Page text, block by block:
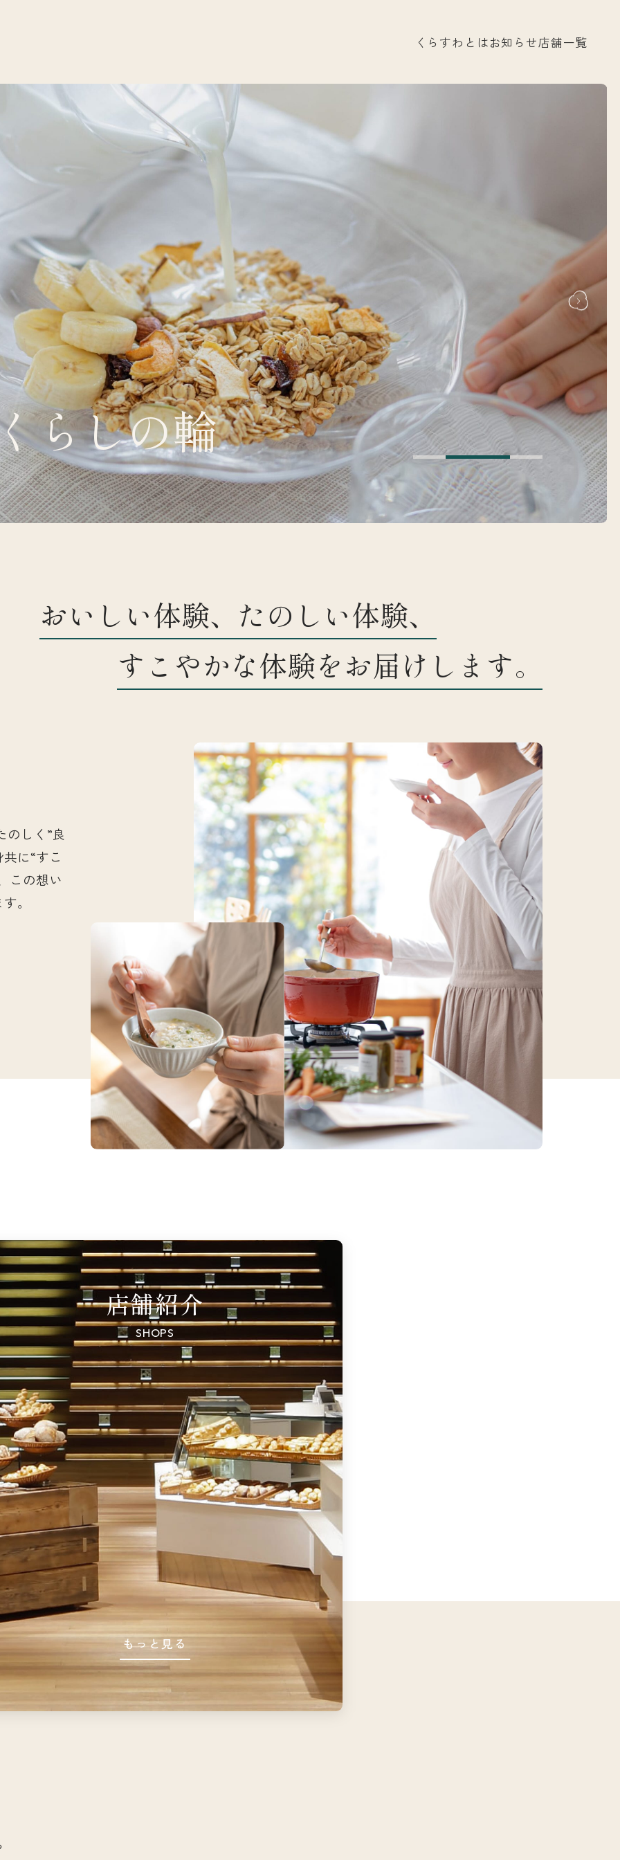
くらすわとはお知らせ店舗一覧
くらすわとは
お知らせ
店舗一覧
らしの輪
おいしい体験、たのしい体験、
すこやかな体験をお届けします。
のしく”良
に“すこ
この想い
。
店舗紹介
SHOPS
もっと見る